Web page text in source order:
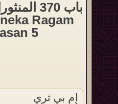
Ragam
5
إم بي ثري